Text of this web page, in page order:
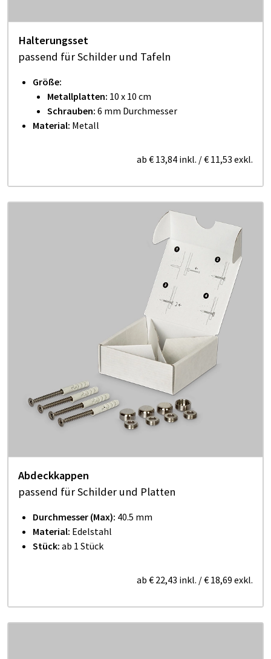
Halterungsset
passend für Schilder und Tafeln
Größe:
Metallplatten: 10 x 10 cm
Schrauben: 6 mm Durchmesser
Material: Metall
ab € 13,84 inkl. /€ 11,53 exkl.
Abdeckkappen
passend für Schilder und Platten
Durchmesser (Max): 40.5 mm
Material: Edelstahl
Stück: ab 1 Stück
ab € 22,43 inkl. /€ 18,69 exkl.